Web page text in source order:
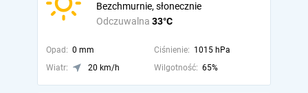
Odczuwalna 33°C
Bezchmurnie, słonecznie
Opad: 0 mm Ciśnienie: 1015 hPa
Wiatr:
20 km/h Wilgotność: 65%